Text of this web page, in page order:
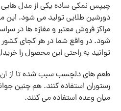
چیپس نمکی ساده یکی از مدل
دورشین طلایی تولید می شود. این
مراکز فروش معتبر و مغازه ها در
شود. در واقع شما در هر کجای
توانید به راحتی این محصول را
طعم های دلچسب سبب شده تا از آن
رستوران استفاده کنند. هم چنین
میان وعده استفاده می کنند.